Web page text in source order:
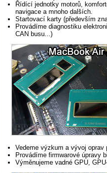
Řídící jednotky motorů,
navigace a mnoho dalších.
Startovací karty (především
Provádíme diagnostiku
CAN busu...)
Vedeme výzkum a vývoj oprav
Provádíme firmwarové úpravy
Výměnujeme vadné GPU,